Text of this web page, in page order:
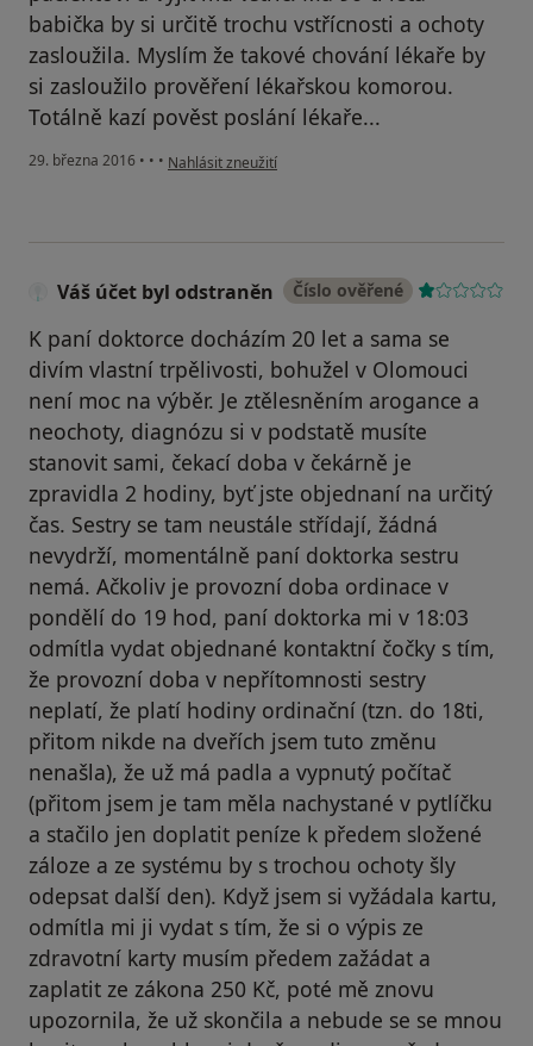
babička by si určitě trochu vstřícnosti a ochoty
zasloužila. Myslím že takové chování lékaře by
si zasloužilo prověření lékařskou komorou.
Totálně kazí pověst poslání lékaře...
29. března 2016 • • • podle názoru uživatele Váš účet byl odstraněn
Nahlásit zneužití
Váš účet byl odstraněn Číslo ověřené
K paní doktorce docházím 20 let a sama se
divím vlastní trpělivosti, bohužel v Olomouci
není moc na výběr. Je ztělesněním arogance a
neochoty, diagnózu si v podstatě musíte
stanovit sami, čekací doba v čekárně je
zpravidla 2 hodiny, byť jste objednaní na určitý
čas. Sestry se tam neustále střídají, žádná
nevydrží, momentálně paní doktorka sestru
nemá. Ačkoliv je provozní doba ordinace v
pondělí do 19 hod, paní doktorka mi v 18:03
odmítla vydat objednané kontaktní čočky s tím,
že provozní doba v nepřítomnosti sestry
neplatí, že platí hodiny ordinační (tzn. do 18ti,
přitom nikde na dveřích jsem tuto změnu
nenašla), že už má padla a vypnutý počítač
(přitom jsem je tam měla nachystané v pytlíčku
a stačilo jen doplatit peníze k předem složené
záloze a ze systému by s trochou ochoty šly
odepsat další den). Když jsem si vyžádala kartu,
odmítla mi ji vydat s tím, že si o výpis ze
zdravotní karty musím předem zažádat a
zaplatit ze zákona 250 Kč, poté mě znovu
upozornila, že už skončila a nebude se se mnou